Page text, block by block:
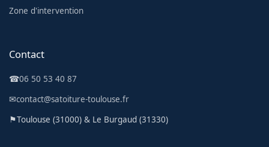
Zone d'intervention
Contact
☎06 50 53 40 87
✉contact@satoiture-toulouse.fr
⚑Toulouse (31000) & Le Burgaud (31330)